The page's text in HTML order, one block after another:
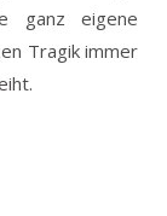
ganz eigene
Tragik immer